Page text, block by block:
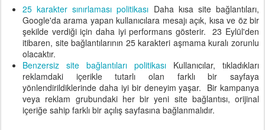
25 karakter sınırlaması politikası Daha kısa site bağlantıları,
Google'da arama yapan kullanıcılara mesajı açık, kısa ve öz bir
şekilde verdiği için daha iyi performans gösterir. 23 Eylül'den
itibaren, site bağlantılarının 25 karakteri aşmama kuralı zorunlu
olacaktır.
Benzersiz site bağlantıları politikası Kullanıcılar, tıkladıkları
reklamdaki içerikle tutarlı olan farklı bir sayfaya
yönlendirildiklerinde daha iyi bir deneyim yaşar. Bir kampanya
veya reklam grubundaki her bir yeni site bağlantısı, orijinal
içeriğe sahip farklı bir açılış sayfasına bağlanmalıdır.